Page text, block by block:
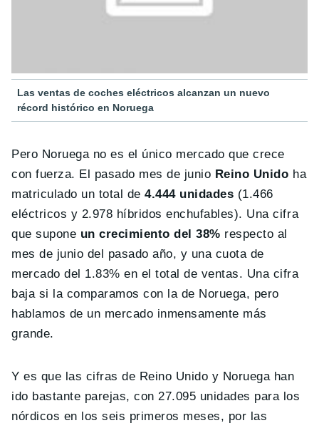
Las ventas de coches eléctricos alcanzan un nuevo
récord histórico en Noruega
Pero Noruega no es el único mercado que crece
con fuerza. El pasado mes de junio Reino Unido ha
matriculado un total de4.444 unidades (1.466
eléctricos y 2.978 híbridos enchufables). Una cifra
que supone un crecimiento del 38% respecto al
mes de junio del pasado año, y una cuota de
mercado del 1.83% en el total de ventas. Una cifra
baja si la comparamos con la de Noruega, pero
hablamos de un mercado inmensamente más
grande.
Y es que las cifras de Reino Unido y Noruega han
ido bastante parejas, con 27.095 unidades para los
nórdicos en los seis primeros meses, por las